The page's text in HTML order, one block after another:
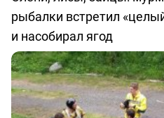
рыбалки встретил
и насобирал ягод